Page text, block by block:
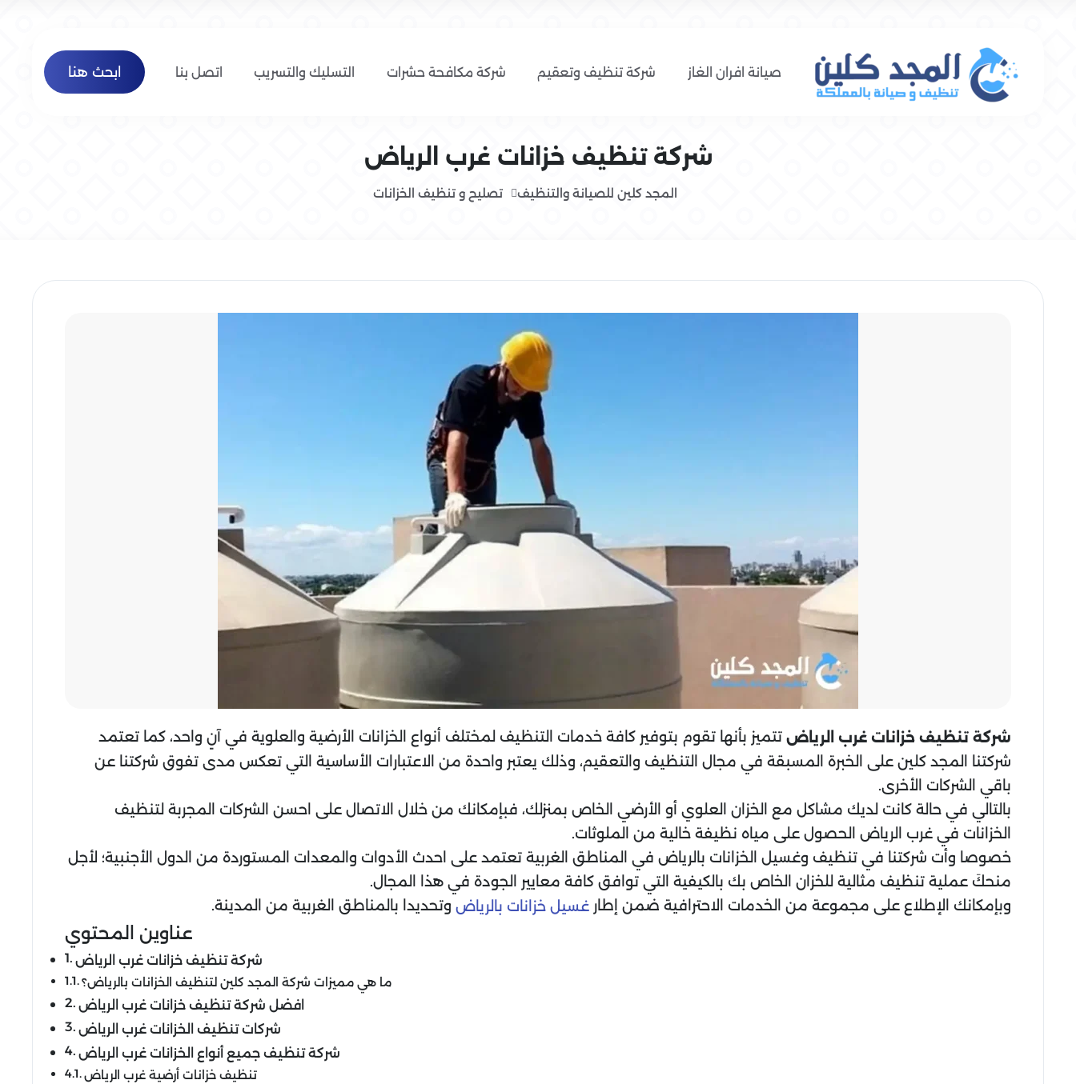
صيانة افران الغاز شركة تنظيف وتعقيم شركة مكافحة حشرات التسليك والتسريب اتصل بنا ابحث هنا
شركة تنظيف خزانات غرب الرياض
المجد كلين للصيانة والتنظيف تصليح و تنظيف الخزانات
شركة تنظيف خزانات غرب الرياض تتميز بأنها تقوم بتوفير كافة خدمات التنظيف لمختلف أنواع الخزانات الأرضية والعلوية في آنٍ واحد، كما تعتمد
شركتنا المجد كلين على الخبرة المسبقة في مجال التنظيف والتعقيم، وذلك يعتبر واحدة من الاعتبارات الأساسية التي تعكس مدى تفوق شركتنا عن
باقي الشركات الأخرى.
بالتالي في حالة كانت لديك مشاكل مع الخزان العلوي أو الأرضي الخاص بمنزلك، فبإمكانك من خلال الاتصال على احسن الشركات المجربة لتنظيف
الخزانات في غرب الرياض الحصول على مياه نظيفة خالية من الملوثات.
خصوصا وأت شركتنا في تنظيف وغسيل الخزانات بالرياض في المناطق الغربية تعتمد على احدث الأدوات والمعدات المستوردة من الدول الأجنبية؛ لأجل
منحكَ عملية تنظيف مثالية للخزان الخاص بك بالكيفية التي توافق كافة معايير الجودة في هذا المجال.
وبإمكانك الإطلاع على مجموعة من الخدمات الاحترافية ضمن إطار غسيل خزانات بالرياض وتحديدا بالمناطق الغربية من المدينة.
عناوين المحتوي
شركة تنظيف خزانات غرب الرياض
ما هي مميزات شركة المجد كلين لتنظيف الخزانات بالرياض؟
افضل شركة تنظيف خزانات غرب الرياض
شركات تنظيف الخزانات غرب الرياض
شركة تنظيف جميع أنواع الخزانات غرب الرياض
تنظيف خزانات أرضية غرب الرياض